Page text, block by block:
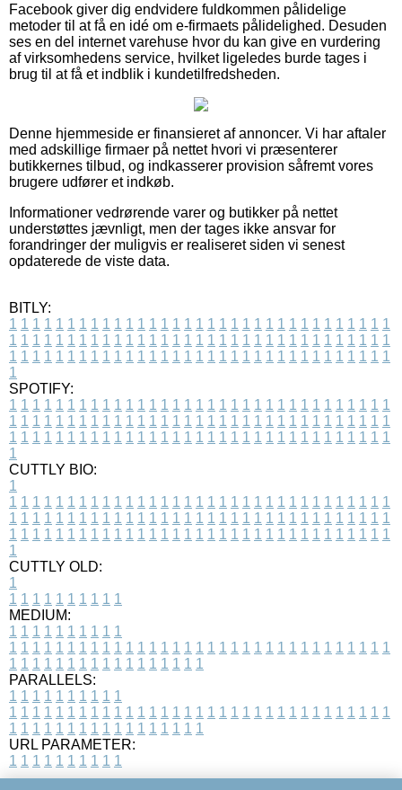
Facebook giver dig endvidere fuldkommen pålidelige
metoder til at få en idé om e-firmaets pålidelighed. Desuden
ses en del internet varehuse hvor du kan give en vurdering
af virksomhedens service, hvilket ligeledes burde tages i
brug til at få et indblik i kundetilfredsheden.
Denne hjemmeside er finansieret af annoncer. Vi har aftaler
med adskillige firmaer på nettet hvori vi præsenterer
butikkernes tilbud, og indkasserer provision såfremt vores
brugere udfører et indkøb.
Informationer vedrørende varer og butikker på nettet
understøttes jævnligt, men der tages ikke ansvar for
forandringer der muligvis er realiseret siden vi senest
opdaterede de viste data.
BITLY:
1 1 1 1 1 1 1 1 1 1 1 1 1 1 1 1 1 1 1 1 1 1 1 1 1 1 1 1 1 1 1 1 1
1 1 1 1 1 1 1 1 1 1 1 1 1 1 1 1 1 1 1 1 1 1 1 1 1 1 1 1 1 1 1 1 1
1 1 1 1 1 1 1 1 1 1 1 1 1 1 1 1 1 1 1 1 1 1 1 1 1 1 1 1 1 1 1 1 1
1
SPOTIFY:
1 1 1 1 1 1 1 1 1 1 1 1 1 1 1 1 1 1 1 1 1 1 1 1 1 1 1 1 1 1 1 1 1
1 1 1 1 1 1 1 1 1 1 1 1 1 1 1 1 1 1 1 1 1 1 1 1 1 1 1 1 1 1 1 1 1
1 1 1 1 1 1 1 1 1 1 1 1 1 1 1 1 1 1 1 1 1 1 1 1 1 1 1 1 1 1 1 1 1
1
CUTTLY BIO:
1
1 1 1 1 1 1 1 1 1 1 1 1 1 1 1 1 1 1 1 1 1 1 1 1 1 1 1 1 1 1 1 1 1
1 1 1 1 1 1 1 1 1 1 1 1 1 1 1 1 1 1 1 1 1 1 1 1 1 1 1 1 1 1 1 1 1
1 1 1 1 1 1 1 1 1 1 1 1 1 1 1 1 1 1 1 1 1 1 1 1 1 1 1 1 1 1 1 1 1
1
CUTTLY OLD:
1
1 1 1 1 1 1 1 1 1 1
MEDIUM:
1 1 1 1 1 1 1 1 1 1
1 1 1 1 1 1 1 1 1 1 1 1 1 1 1 1 1 1 1 1 1 1 1 1 1 1 1 1 1 1 1 1 1
1 1 1 1 1 1 1 1 1 1 1 1 1 1 1 1 1
PARALLELS:
1 1 1 1 1 1 1 1 1 1
1 1 1 1 1 1 1 1 1 1 1 1 1 1 1 1 1 1 1 1 1 1 1 1 1 1 1 1 1 1 1 1 1
1 1 1 1 1 1 1 1 1 1 1 1 1 1 1 1 1
URL PARAMETER:
1 1 1 1 1 1 1 1 1 1